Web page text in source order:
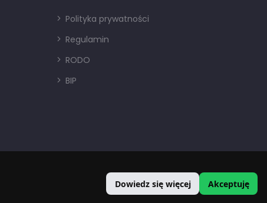
Polityka prywatności
Regulamin
RODO
BIP
Dowiedz się więcej Akceptuję